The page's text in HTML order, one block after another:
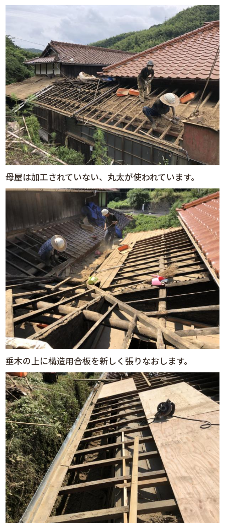
母屋は加工されていない、丸太が使われています。
垂木の上に構造用合板を新しく張りなおします。